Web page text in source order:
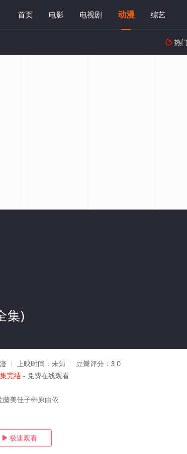
首页 电影 电视剧 动漫 综艺
 热
集)
上映时间： 未知 豆瓣评分： 3.0
完结 - 免费在线观看
藤美佳子榊原由依
 极速观看